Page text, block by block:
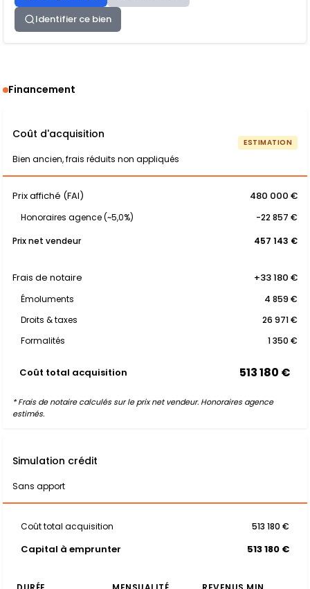
Identifier ce bien
Financement
Coût d'acquisition
Bien ancien, frais réduits non appliqués
ESTIMATION
Prix affiché (FAI) 480 000 €
Honoraires agence (~5,0%)
-22 857 €
Prix net vendeur
457 143 €
Frais de notaire +33 180 €
Émoluments
4 859 €
Droits & taxes
26 971 €
Formalités
1 350 €
Coût total acquisition 513 180 €
* Frais de notaire calculés sur le prix net vendeur. Honoraires agence
estimés.
Simulation crédit
Sans apport
Coût total acquisition 513 180 €
Capital à emprunter 513 180 €